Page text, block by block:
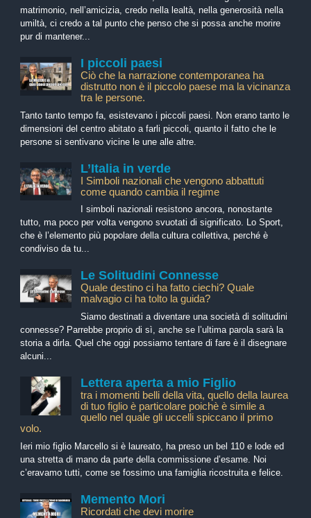
matrimonio, nell’amicizia, credo nella lealtà, nella generosità nella
umiltà, ci credo a tal punto che penso che si possa anche morire
pur di mantener...
I piccoli paesi
Ciò che la narrazione contemporanea ha
distrutto non è il piccolo paese ma la vicinanza
tra le persone.
Tanto tanto tempo fa, esistevano i piccoli paesi. Non erano tanto le
dimensioni del centro abitato a farli piccoli, quanto il fatto che le
persone si sentivano vicine le une alle altre.
L’Italia in verde
I Simboli nazionali che vengono abbattuti
come quando cambia il regime
I simboli nazionali resistono ancora, nonostante
tutto, ma poco per volta vengono svuotati di significato. Lo Sport,
che è l’elemento più popolare della cultura collettiva, perché è
condiviso da tu...
Le Solitudini Connesse
Quale destino ci ha fatto ciechi? Quale
malvagio ci ha tolto la guida?
Siamo destinati a diventare una società di solitudini
connesse? Parrebbe proprio di sì, anche se l’ultima parola sarà la
storia a dirla. Quel che oggi possiamo tentare di fare è il disegnare
alcuni...
Lettera aperta a mio Figlio
tra i momenti belli della vita, quello della laurea
di tuo figlio è particolare poichè è simile a
quello nel quale gli uccelli spiccano il primo
volo.
Ieri mio figlio Marcello si è laureato, ha preso un bel 110 e lode ed
una stretta di mano da parte della commissione d’esame. Noi
c’eravamo tutti, come se fossimo una famiglia ricostruita e felice.
Memento Mori
Ricordati che devi morire